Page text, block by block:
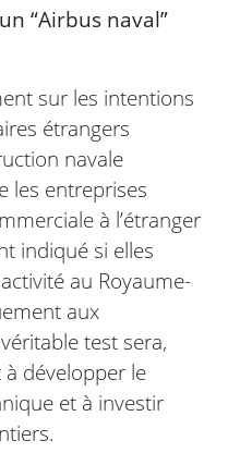
“Airbus naval”
sur les intentions
étrangers
navale
les entreprises
à l’étranger
indiqué si elles
au Royaume-
aux
test sera,
développer le
et à investir